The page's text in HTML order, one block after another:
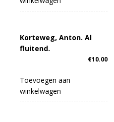
Korteweg, Anton. Al
fluitend.
€10.00
Toevoegen aan
winkelwagen